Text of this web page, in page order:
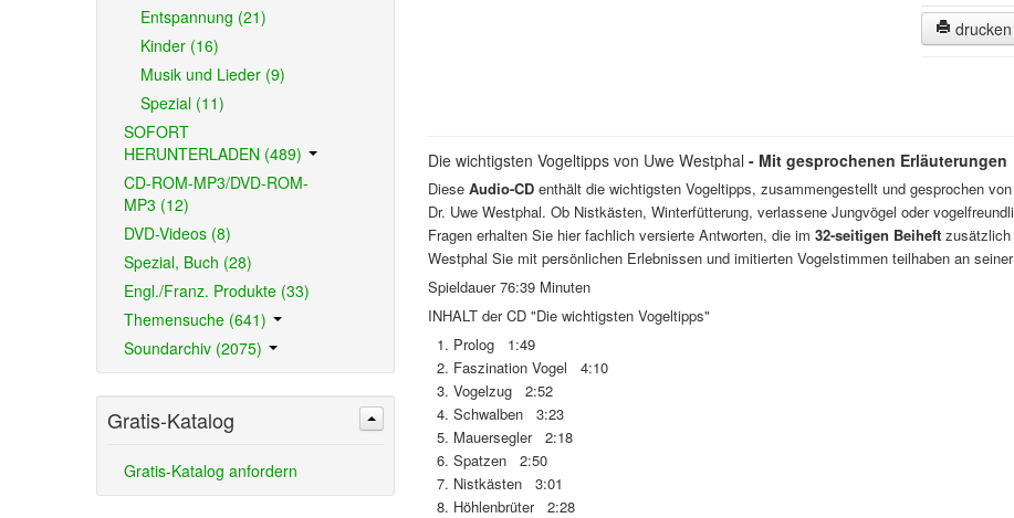
drucken
Die wichtigsten Vogeltipps von Uwe Westphal - Mit gesprochenen Erläuterungen
Diese Audio-CDenthält die wichtigsten Vogeltipps, zusammengestellt und gesprochen
Dr. Uwe Westphal. Ob Nistkästen, Winterfütterung, verlassene Jungvögel oder
Fragen erhalten Sie hier fachlich versierte Antworten, die im 32-seitigen Beiheft
Westphal Sie mit persönlichen Erlebnissen und imitierten Vogelstimmen teilhaben an
Spieldauer 76:39 Minuten
INHALT der CD "Die wichtigsten Vogeltipps"
1. Prolog 1:49
2. Faszination Vogel 4:10
3. Vogelzug 2:52
4. Schwalben 3:23
5. Mauersegler 2:18
6. Spatzen 2:50
7. Nistkästen 3:01
8. Höhlenbrüter 2:28
Entspannung (21)
Kinder (16)
Musik und Lieder (9)
Spezial (11)
SOFORT
HERUNTERLADEN (489)
CD-ROM-MP3/DVD-ROM-
MP3 (12)
DVD-Videos (8)
Spezial, Buch (28)
Engl./Franz. Produkte (33)
Themensuche (641)
Soundarchiv (2075)
Gratis-Katalog
Gratis-Katalog anfordern